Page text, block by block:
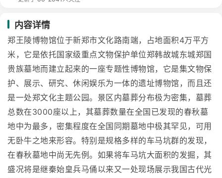
内容详情
郑王陵博物馆位于新郑市文化路南端，占地面积4万平方
米，它是依托国家级重点文物保护单位郑韩故城东城郑国
贵族墓地而建立起来的一座专题性博物馆，它是集文物保
护、展示、研究、休闲娱乐为一体的遗址博物馆，而且还
是一处郑文化主题公园。景区内墓葬分布极为密集，墓葬
总数在3000座以上，其墓葬数量在全国已发现的春秋墓
地中为最多，密集程度在全国同期墓地中极其罕见，可用
无卧牛之地来形容。特别是规格多样的车马坑群的发现，
在春秋墓地中尚无先例。如果将车马坑大面积的发掘，其
盛况将是继秦始皇兵马俑以来又一处现场展示我国古代光